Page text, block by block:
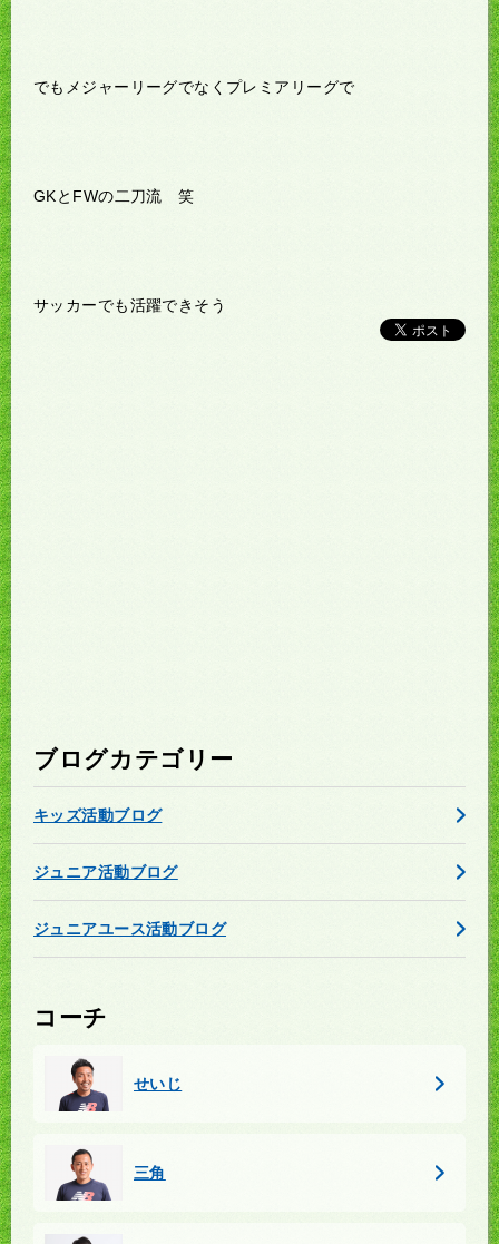
でもメジャーリーグでなくプレミアリーグで
GKとFWの二刀流 笑
サッカーでも活躍できそう
ブログカテゴリー
キッズ活動ブログ
ジュニア活動ブログ
ジュニアユース活動ブログ
コーチ
せいじ
三角